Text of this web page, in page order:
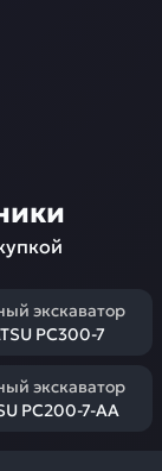
экскаватор
PC300-7
экскаватор
PC200-7-AA